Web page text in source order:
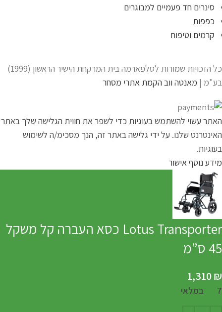
סינרים חד פעמיים למבוגרים
כפפות
קרמים וטיפוח
כל הזכויות שמורות לטלפארמה בית המרקחת הישיר הראשון (1999)
בע"מ | מאנטה ווב הקמת אתרי מסחר
האתר עשוי להשתמש בעוגיות כדי לשפר את חווית הגלישה שלך באתר
האינטרנט שלנו. על ידי גלישה באתר זה, הנך מסכימ/ה לשימוש
בעוגיות.
מידע נוסףאישור
Lotus Transporter כסא העברה קל משקל
45 ס”מ
1,310₪
7 במלאי